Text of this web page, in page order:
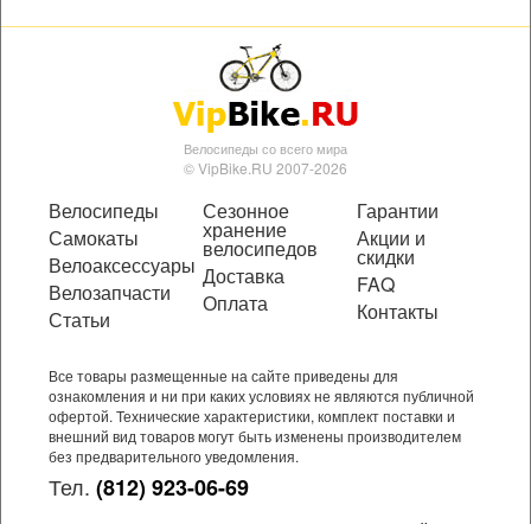
Велосипеды со всего мира
© VipBike.RU 2007-2026
Велосипеды
Самокаты
Велоаксессуары
Велозапчасти
Статьи
Сезонное
хранение
велосипедов
Доставка
Оплата
Гарантии
Акции и
скидки
FAQ
Контакты
Все товары размещенные на сайте приведены для
ознакомления и ни при каких условиях не являются публичной
офертой. Технические характеристики, комплект поставки и
внешний вид товаров могут быть изменены производителем
без предварительного уведомления.
Тел. (812) 923-06-69